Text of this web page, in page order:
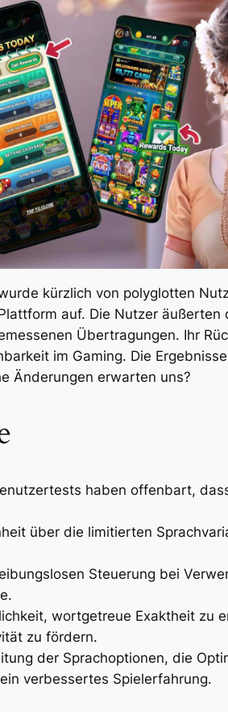
kürzlich von polyglotten
auf. Die Nutzer
Übertragungen. Ihr
im Gaming. Die
Änderungen erwarten uns?
haben offenbart,
über die limitierten
Steuerung bei
wortgetreue Exaktheit zu
zu fördern.
der Sprachoptionen, die
verbessertes Spielerfahrung.